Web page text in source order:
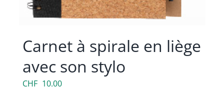
Carnet à spirale en liège
avec son stylo
CHF 10.00